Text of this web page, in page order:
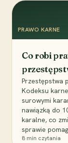
PRAWO KARNE
Co robi
Przestępstwa
Kodeksu
surowymi
nawiązką do
karalne, co
sprawie
8 min czytania